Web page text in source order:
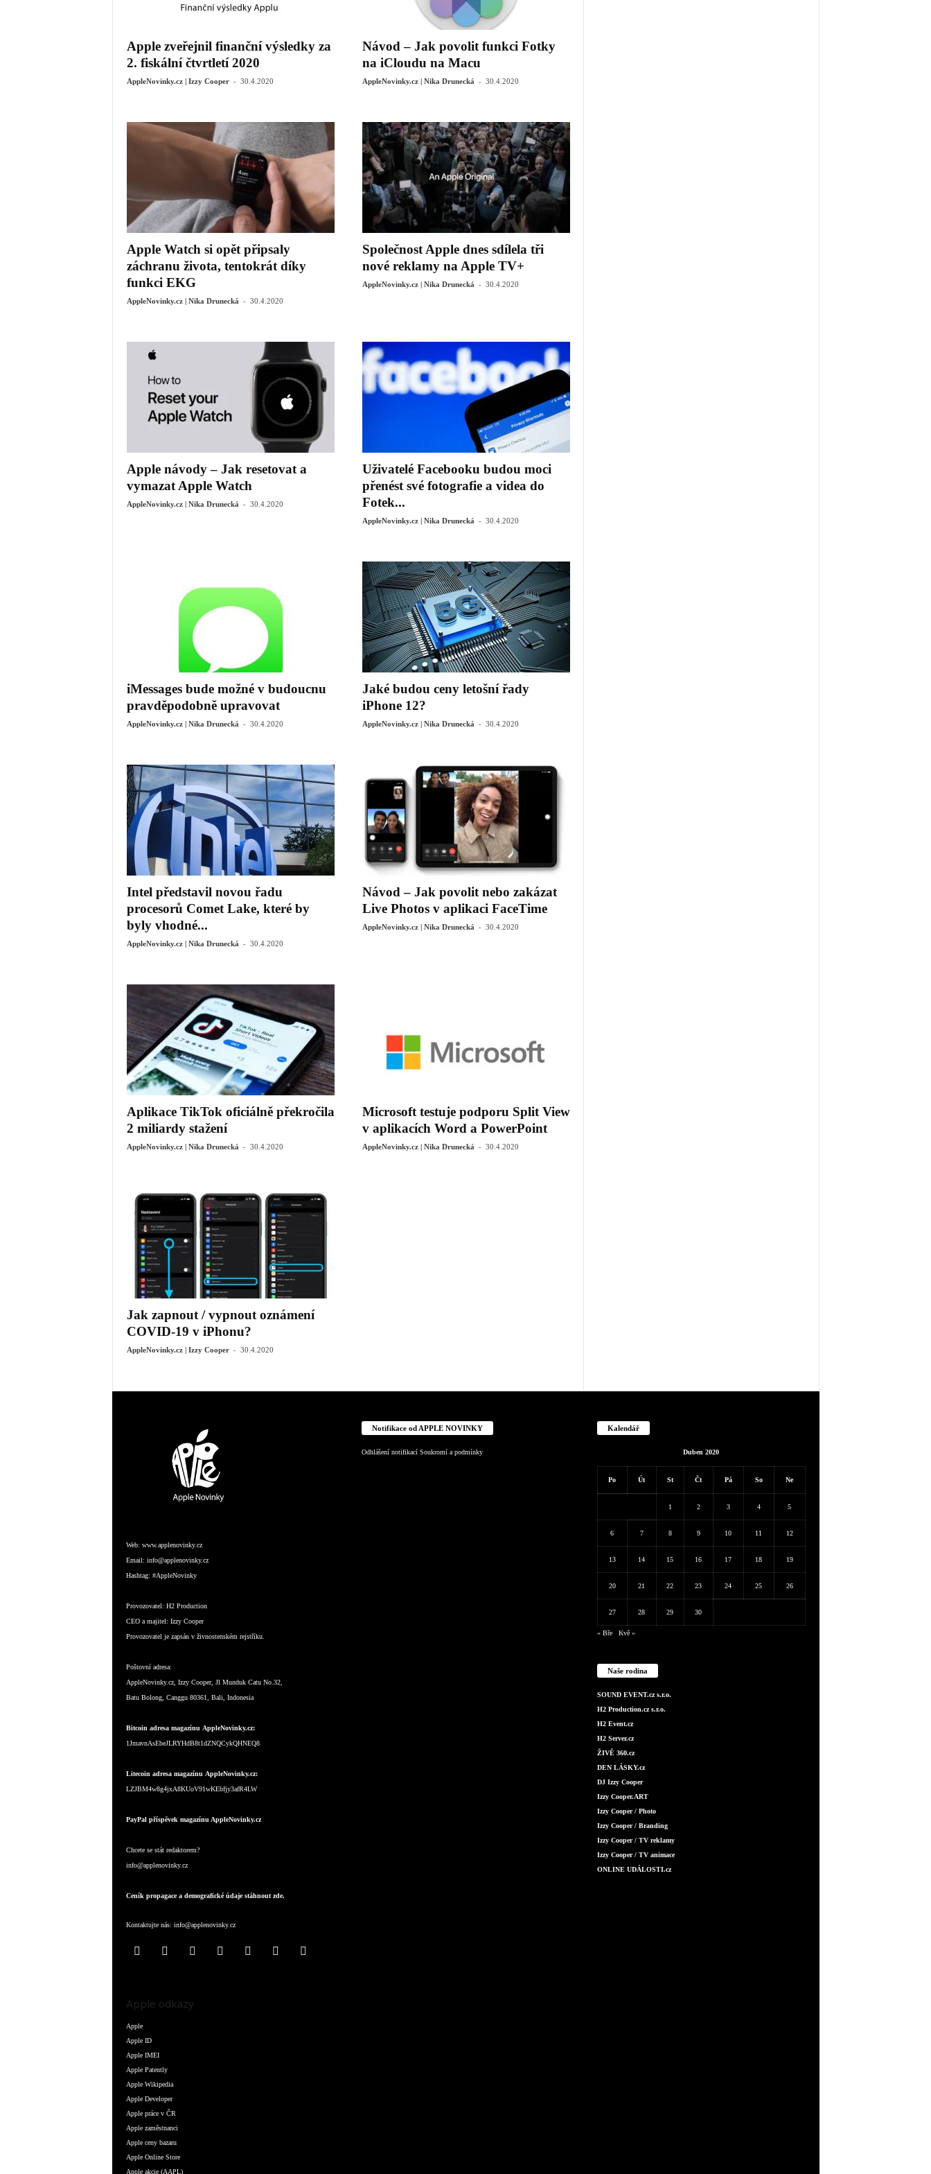
Apple zveřejnil finanční výsledky za
2. fiskální čtvrtletí 2020
AppleNovinky.cz | Izzy Cooper - 30.4.2020
Návod – Jak povolit funkci Fotky
na iCloudu na Macu
AppleNovinky.cz | Nika Drunecká - 30.4.2020
Apple Watch si opět připsaly
záchranu života, tentokrát díky
funkci EKG
AppleNovinky.cz | Nika Drunecká - 30.4.2020
Společnost Apple dnes sdílela tři
nové reklamy na Apple TV+
AppleNovinky.cz | Nika Drunecká - 30.4.2020
Apple návody – Jak resetovat a
vymazat Apple Watch
AppleNovinky.cz | Nika Drunecká - 30.4.2020
Uživatelé Facebooku budou moci
přenést své fotografie a videa do
Fotek...
AppleNovinky.cz | Nika Drunecká - 30.4.2020
iMessages bude možné v budoucnu
pravděpodobně upravovat
AppleNovinky.cz | Nika Drunecká - 30.4.2020
Jaké budou ceny letošní řady
iPhone 12?
AppleNovinky.cz | Nika Drunecká - 30.4.2020
Intel představil novou řadu
procesorů Comet Lake, které by
byly vhodné...
AppleNovinky.cz | Nika Drunecká - 30.4.2020
Návod – Jak povolit nebo zakázat
Live Photos v aplikaci FaceTime
AppleNovinky.cz | Nika Drunecká - 30.4.2020
Aplikace TikTok oficiálně překročila
2 miliardy stažení
AppleNovinky.cz | Nika Drunecká - 30.4.2020
Microsoft testuje podporu Split View
v aplikacích Word a PowerPoint
AppleNovinky.cz | Nika Drunecká - 30.4.2020
Jak zapnout / vypnout oznámení
COVID-19 v iPhonu?
AppleNovinky.cz | Izzy Cooper - 30.4.2020
Web: www.applenovinky.cz
Email: info@applenovinky.cz
Hashtag: #AppleNovinky
Provozovatel: H2 Production
CEO a majitel: Izzy Cooper
Provozovatel je zapsán v živnostenském rejstříku.
Poštovní adresa:
AppleNovinky.cz, Izzy Cooper, Jl Munduk Catu No.32,
Batu Bolong, Canggu 80361, Bali, Indonesia
Bitcoin adresa magazínu AppleNovinky.cz:
1JmavnAsEbeJLRYHdB8t1dZNQCykQHNEQ8
Litecoin adresa magazínu AppleNovinky.cz:
LZJBM4w8g4jxA8KUoV91wKEbfjy3afR4LW
PayPal příspěvek magazínu AppleNovinky.cz
Chcete se stát redaktorem?
info@applenovinky.cz
Ceník propagace a demografické údaje stáhnout zde.
Kontaktujte nás: info@applenovinky.cz
Apple odkazy
Apple
Apple ID
Apple IMEI
Apple Patently
Apple Wikipedia
Apple Developer
Apple práce v ČR
Apple zaměstnanci
Apple ceny bazaru
Apple Online Store
Apple akcie (AAPL)
Notifikace od APPLE NOVINKY
Odhlášení notifikací Soukromí a podmínky
Kalendář
Duben 2020
Po Út St Čt Pá So Ne
1 2 3 4 5
6 7 8 9 10 11 12
13 14 15 16 17 18 19
20 21 22 23 24 25 26
27 28 29 30
« Bře Kvě »
Naše rodina
SOUND EVENT.cz s.r.o.
H2 Production.cz s.r.o.
H2 Event.cz
H2 Server.cz
ŽIVĚ 360.cz
DEN LÁSKY.cz
DJ Izzy Cooper
Izzy Cooper.ART
Izzy Cooper / Photo
Izzy Cooper / Branding
Izzy Cooper / TV reklamy
Izzy Cooper / TV animace
ONLINE UDÁLOSTI.cz